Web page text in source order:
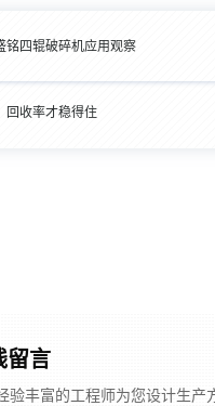
四辊破碎机应用观察
回收率才稳得住
留言
验丰富的工程师为您设计生产